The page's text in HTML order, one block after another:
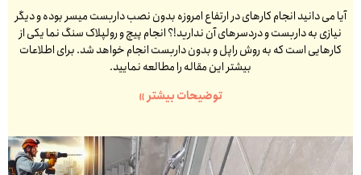
آیا می دانید انجام کارهای در ارتفاع امروزه بدون نصب داربست میسر بوده و دیگر
نیازی به داربست و دردسرهای آن ندارید!؟ انجام پیچ و رولپلاک سنگ نما یکی از
کارهایی است که به روش راپل و بدون داربست انجام خواهد شد. برای اطلاعات
بیشتر این مقاله را مطالعه نمایید.
توضیحات بیشتر »